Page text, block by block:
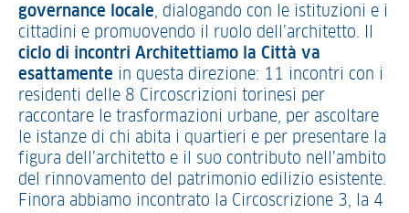
governance locale, dialogando con le istituzioni e i
cittadini e promuovendo il ruolo dell’architetto. Il
ciclo di incontri Architettiamo la Città va
esattamente in questa direzione: 11 incontri con i
residenti delle 8 Circoscrizioni torinesi per
raccontare le trasformazioni urbane, per ascoltare
le istanze di chi abita i quartieri e per presentare la
figura dell’architetto e il suo contributo nell’ambito
del rinnovamento del patrimonio edilizio esistente.
Finora abbiamo incontrato la Circoscrizione 3, la 4